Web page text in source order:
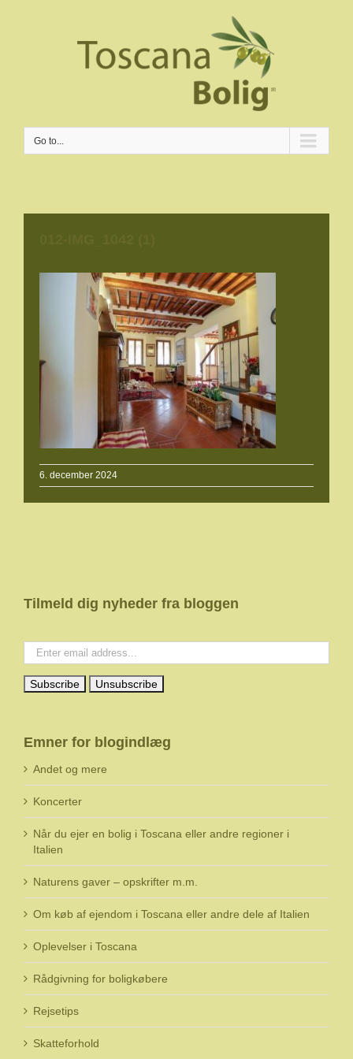
Go to...
6. december 2024
Tilmeld dig nyheder fra bloggen
Emner for blogindlæg
Andet og mere
Koncerter
Når du ejer en bolig i Toscana eller andre regioner i
Italien
Naturens gaver – opskrifter m.m.
Om køb af ejendom i Toscana eller andre dele af Italien
Oplevelser i Toscana
Rådgivning for boligkøbere
Rejsetips
Skatteforhold